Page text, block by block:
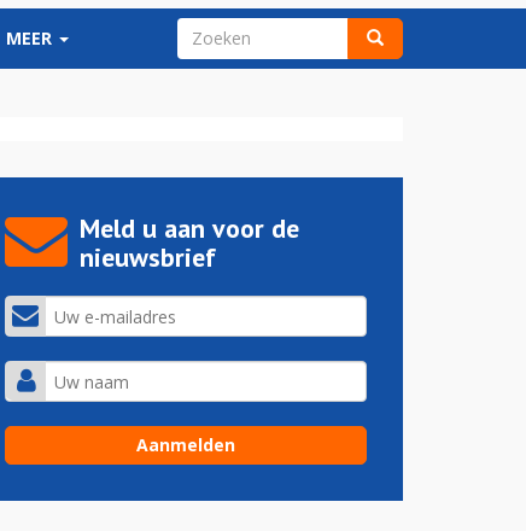
MEER ZOEKVELD
Meld u aan voor de
nieuwsbrief